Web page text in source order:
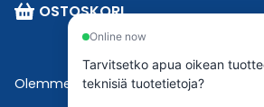
OSTOSKORI
Olemme osaEsbeconia.
Online now
Tarvitsetko apua oikean
teknisiä tuotetietoja?